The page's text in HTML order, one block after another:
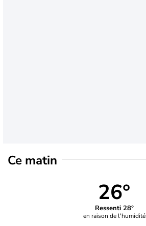
Ce matin
26°
Ressenti 28°
en raison de l'humidité